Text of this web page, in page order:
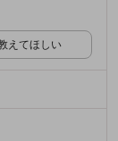
えてほしい